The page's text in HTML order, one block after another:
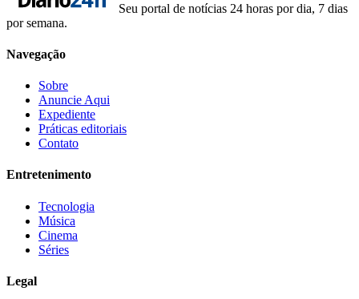
Seu portal de notícias 24 horas por dia, 7 dias
por semana.
Navegação
Sobre
Anuncie Aqui
Expediente
Práticas editoriais
Contato
Entretenimento
Tecnologia
Música
Cinema
Séries
Legal